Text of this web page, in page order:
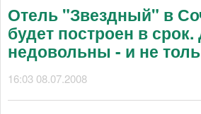
Отель "Звездный" в
будет построен в
недовольны - и не
16:03 08.07.2008